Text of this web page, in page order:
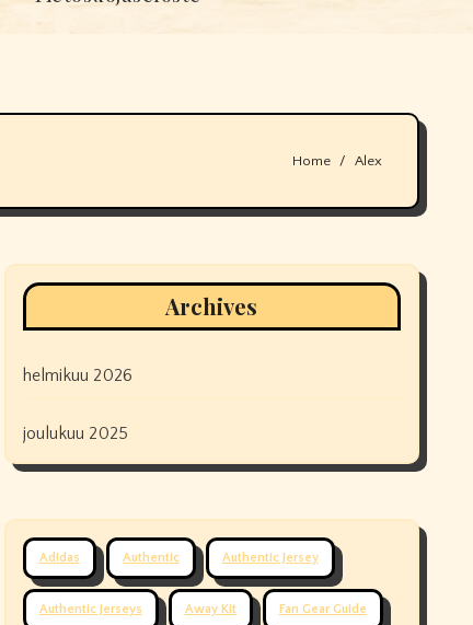
Home Alex
Archives
helmikuu 2026
joulukuu 2025
Adidas Authentic Authentic Jersey
Authentic Jerseys Away Kit Fan Gear Guide